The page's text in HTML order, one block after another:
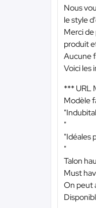
Nous
le style
Merci
produit
Aucune
Voici les
*** URL
Modèle
"
"Idéales
"
Talon
Must
On peut